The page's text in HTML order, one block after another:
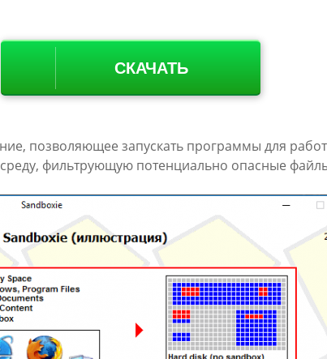
СКАЧАТЬ
позволяющее запускать программы для
фильтрующую потенциально опасные